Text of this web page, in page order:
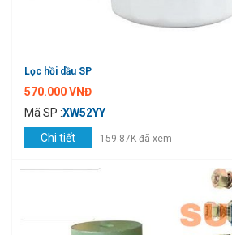
Lọc hồi dầu SP
570.000 VNĐ
Mã SP :XW52YY
Chi tiết
159.87K đã xem